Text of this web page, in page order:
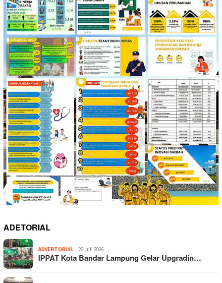
ADETORIAL
ADVERTORIAL 26 Juli 2026
IPPAT Kota Bandar Lampung Gelar Upgradin…